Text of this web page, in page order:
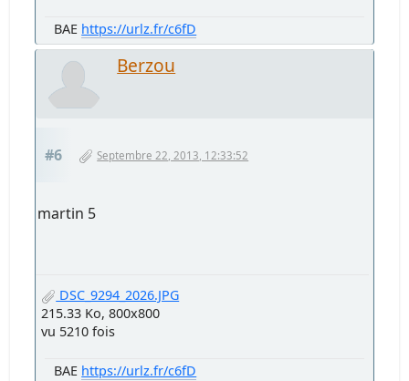
BAE https://urlz.fr/c6fD
Berzou
#6 Septembre 22, 2013, 12:33:52
martin 5
DSC_9294_2026.JPG
215.33 Ko, 800x800
vu 5210 fois
BAE https://urlz.fr/c6fD